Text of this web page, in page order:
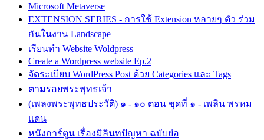
Microsoft Metaverse
EXTENSION SERIES - การใช้ Extension หลายๆ ตัว ร่วม
กันในงาน Landscape
เรียนทำ Website Woldpress
Create a Wordpress website Ep.2
จัดระเบียบ WordPress Post ด้วย Categories และ Tags
ตามรอยพระพุทธเจ้า
(เพลงพระพุทธประวัติ) ๑ - ๑๐ ตอน ชุดที่ ๑ - เพลิน พรหม
แดน
หนังการ์ตูน เรื่องมิลินทปัญหา ฉบับย่อ